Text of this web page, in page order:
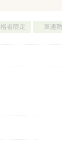
者限定 車通